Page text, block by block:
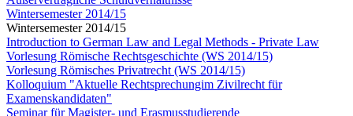
Wintersemester 2014/15
Wintersemester 2014/15
Introduction to German Law and Legal Methods - Private Law
Vorlesung Römische Rechtsgeschichte (WS 2014/15)
Vorlesung Römisches Privatrecht (WS 2014/15)
Kolloquium "Aktuelle Rechtsprechungim Zivilrecht für
Examenskandidaten"
Seminar für Magister- und Erasmusstudierende